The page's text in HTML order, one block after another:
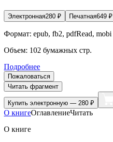
Электронная280 ₽ Печатная649 ₽
Формат: epub, fb2, pdfRead, mobi
Объем: 102 бумажных стр.
Подробнее
Пожаловаться
Читать фрагмент
Купить электронную — 280 ₽
О книгеОглавлениеЧитать
О книге